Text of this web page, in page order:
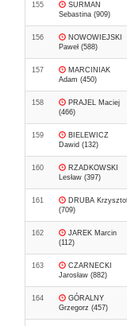
155
SURMAN
Sebastina (909)
156
NOWOWIEJSKI
Paweł (588)
157
MARCINIAK
Adam (450)
158
PRAJEL Maciej
(466)
159
BIELEWICZ
Dawid (132)
160
RZADKOWSKI
Lesław (397)
161
DRUBA
(709)
162
JAREK Marcin
(112)
163
CZARNECKI
Jarosław (882)
164
GÓRALNY
Grzegorz (457)